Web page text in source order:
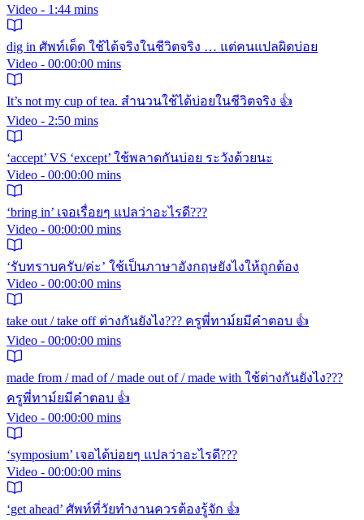
Video - 1:44 mins
dig in ศัพท์เด็ด ใช้ได้จริงในชีวิตจริง … แต่คนแปลผิดบ่อย
Video - 00:00:00 mins
It’s not my cup of tea. สำนวนใช้ได้บ่อยในชีวิตจริง 👍
Video - 2:50 mins
‘accept’ VS ‘except’ ใช้พลาดกันบ่อย ระวังด้วยนะ
Video - 00:00:00 mins
‘bring in’ เจอเรื่อยๆ แปลว่าอะไรดี???
Video - 00:00:00 mins
‘รับทราบครับ/ค่ะ’ ใช้เป็นภาษาอังกฤษยังไงให้ถูกต้อง
Video - 00:00:00 mins
take out / take off ต่างกันยังไง??? ครูพี่ทาม์ยมีคำตอบ 👍
Video - 00:00:00 mins
made from / mad of / made out of / made with ใช้ต่างกันยังไง???
ครูพี่ทาม์ยมีคำตอบ 👍
Video - 00:00:00 mins
‘symposium’ เจอได้บ่อยๆ แปลว่าอะไรดี???
Video - 00:00:00 mins
‘get ahead’ ศัพท์ที่วัยทำงานควรต้องรู้จัก 👍